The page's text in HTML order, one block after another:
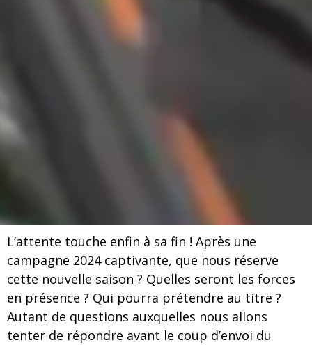
L’attente touche enfin à sa fin ! Après une
campagne 2024 captivante, que nous réserve
cette nouvelle saison ? Quelles seront les forces
en présence ? Qui pourra prétendre au titre ?
Autant de questions auxquelles nous allons
tenter de répondre avant le coup d’envoi du